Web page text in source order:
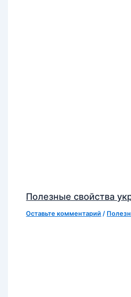
Полезные свойства
Оставьте комментарий /